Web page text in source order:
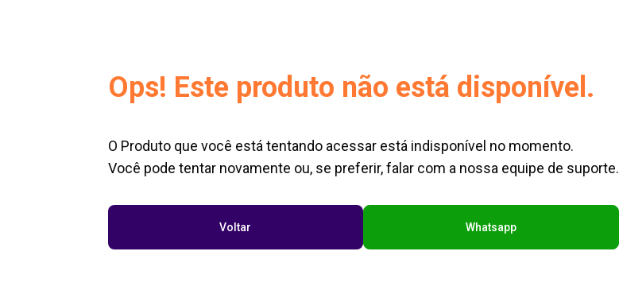
Ops! Este produto não está disponível.
O Produto que você está tentando acessar está indisponível no momento.
Você pode tentar novamente ou, se preferir, falar com a nossa equipe de suporte.
Voltar Whatsapp